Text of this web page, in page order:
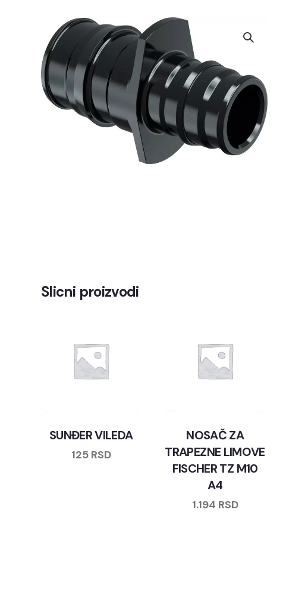
Slicni proizvodi
SUNĐER VILEDA
125 RSD
NOSAČ ZA
TRAPEZNE LIMOVE
FISCHER TZ M10
A4
1.194 RSD